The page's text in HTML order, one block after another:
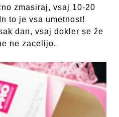
zmasiraj, vsaj 10-20
to je vsa umetnost!
dan, vsaj dokler se že
ne zacelijo.